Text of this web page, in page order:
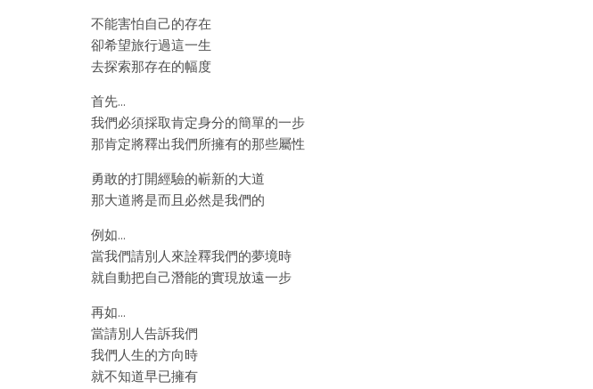
不能害怕自己的存在
卻希望旅行過這一生
去探索那存在的幅度
首先…
我們必須採取肯定身分的簡單的一步
那肯定將釋出我們所擁有的那些屬性
勇敢的打開經驗的嶄新的大道
那大道將是而且必然是我們的
例如…
當我們請別人來詮釋我們的夢境時
就自動把自己潛能的實現放遠一步
再如…
當請別人告訴我們
我們人生的方向時
就不知道早已擁有